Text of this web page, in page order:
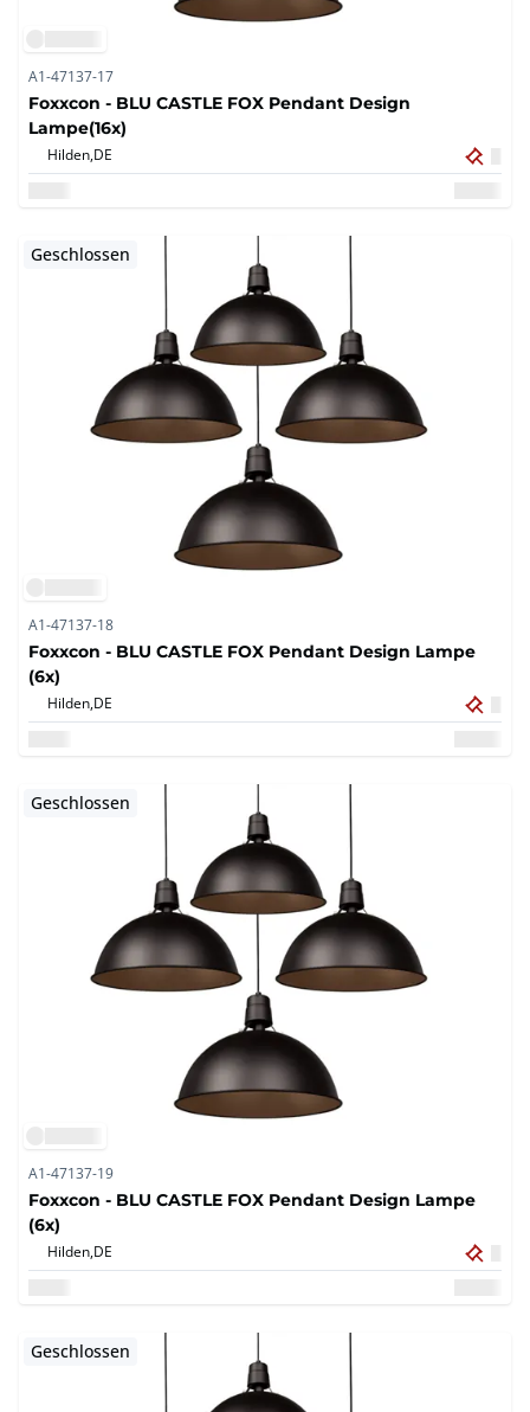
A1-47137-17
Foxxcon - BLU CASTLE FOX Pendant Design
Lampe(16x)
Hilden,DE
Geschlossen
A1-47137-18
Foxxcon - BLU CASTLE FOX Pendant Design Lampe
(6x)
Hilden,DE
Geschlossen
A1-47137-19
Foxxcon - BLU CASTLE FOX Pendant Design Lampe
(6x)
Hilden,DE
Geschlossen